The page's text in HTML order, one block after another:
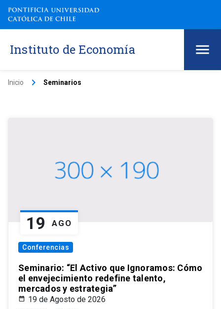
Instituto de Economía
Inicio keyboard_arrow_right Seminarios
19 AGO
Conferencias
Seminario: “El Activo que Ignoramos: Cómo
el envejecimiento redefine talento,
mercados y estrategia”
19 de Agosto de 2026